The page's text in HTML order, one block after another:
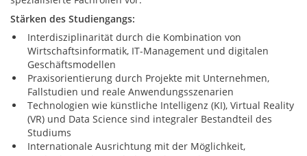
Stärken des Studiengangs:
Interdisziplinarität durch die Kombination von
Wirtschaftsinformatik, IT-Management und digitalen
Geschäftsmodellen
Praxisorientierung durch Projekte mit Unternehmen,
Fallstudien und reale Anwendungsszenarien
Technologien wie künstliche Intelligenz (KI), Virtual Reality
(VR) und Data Science sind integraler Bestandteil des
Studiums
Internationale Ausrichtung mit der Möglichkeit,